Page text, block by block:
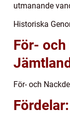
utmanande
Historiska
För- och
För- och
Fördelar: